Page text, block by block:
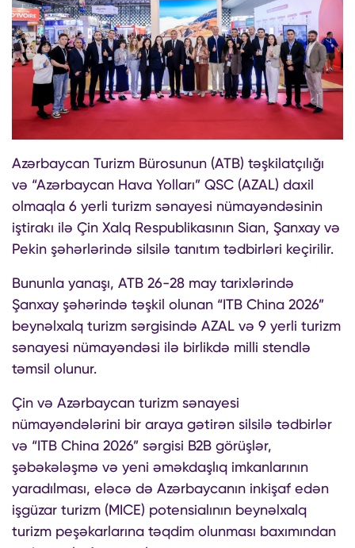
Azərbaycan Turizm Bürosunun (ATB) təşkilatçılığı
və “Azərbaycan Hava Yolları” QSC (AZAL) daxil
olmaqla 6 yerli turizm sənayesi nümayəndəsinin
iştirakı ilə Çin Xalq Respublikasının Sian, Şanxay və
Pekin şəhərlərində silsilə tanıtım tədbirləri keçirilir.
Bununla yanaşı, ATB 26-28 may tarixlərində
Şanxay şəhərində təşkil olunan “ITB China 2026”
beynəlxalq turizm sərgisində AZAL və 9 yerli turizm
sənayesi nümayəndəsi ilə birlikdə milli stendlə
təmsil olunur.
Çin və Azərbaycan turizm sənayesi
nümayəndələrini bir araya gətirən silsilə tədbirlər
və “ITB China 2026” sərgisi B2B görüşlər,
şəbəkələşmə və yeni əməkdaşlıq imkanlarının
yaradılması, eləcə də Azərbaycanın inkişaf edən
işgüzar turizm (MICE) potensialının beynəlxalq
turizm peşəkarlarına təqdim olunması baxımından